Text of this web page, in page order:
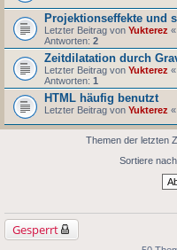
Projektionseffekte und
Letzter Beitrag von Yukterez «
Antworten: 2
Zeitdilatation durch
Letzter Beitrag von Yukterez «
Antworten: 1
HTML häufig benutzt
Letzter Beitrag von Yukterez «
Themen der letzten
Sortiere nach
Gesperrt